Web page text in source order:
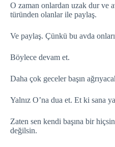
O zaman onlardan uzak dur ve
türünden olanlar ile paylaş.
Ve paylaş. Çünkü bu avda
Böylece devam et.
Daha çok geceler başın
Yalnız O’na dua et. Et ki sana
Zaten sen kendi başına bir
değilsin.